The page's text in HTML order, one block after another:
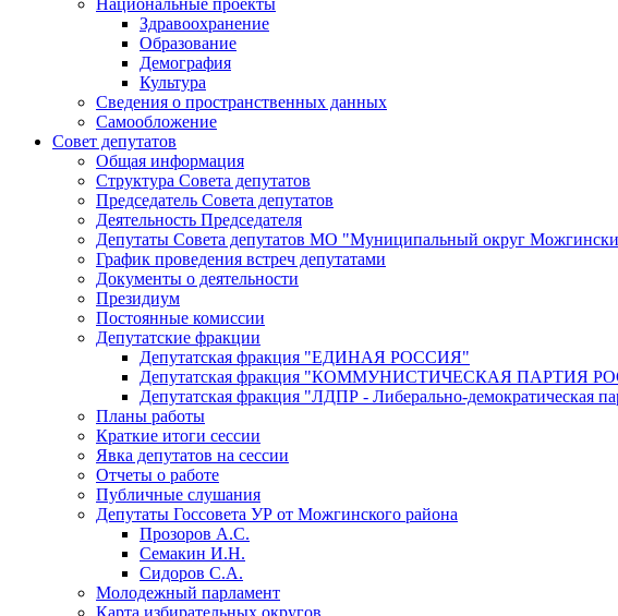
Здравоохранение
Образование
Демография
Культура
Сведения о пространственных данных
Самообложение
Совет депутатов
Общая информация
Структура Совета депутатов
Председатель Совета депутатов
Деятельность Председателя
Депутаты Совета депутатов МО "Муниципальный округ
График проведения встреч депутатами
Документы о деятельности
Президиум
Постоянные комиссии
Депутатские фракции
Депутатская фракция "ЕДИНАЯ РОССИЯ"
Депутатская фракция "КОММУНИСТИЧЕСКАЯ ПАРТИЯ
Депутатская фракция "ЛДПР - Либерально-демократическая
Планы работы
Краткие итоги сессии
Явка депутатов на сессии
Отчеты о работе
Публичные слушания
Депутаты Госсовета УР от Можгинского района
Прозоров А.С.
Семакин И.Н.
Сидоров С.А.
Молодежный парламент
Карта избирательных округов